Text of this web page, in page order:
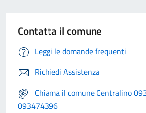
Contatta il comune
Leggi le domande frequenti
Richiedi Assistenza
Chiama il comune Centralino
093474396